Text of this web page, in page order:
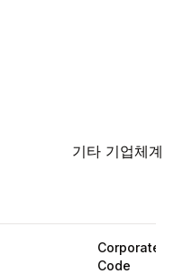
기타 기업체계
Corporate
Code